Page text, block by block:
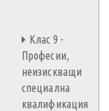
Клас 9 -
Професии,
неизискващи
специална
квалификация